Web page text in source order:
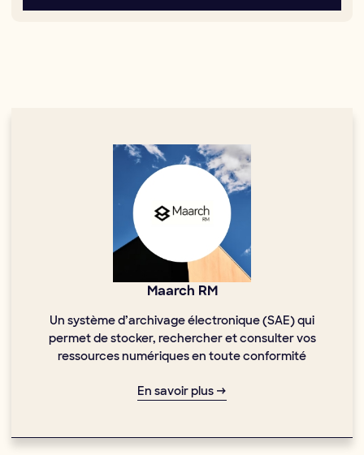
Maarch RM
Un système d’archivage électronique (SAE) qui
permet de stocker, rechercher et consulter vos
ressources numériques en toute conformité
En savoir plus →